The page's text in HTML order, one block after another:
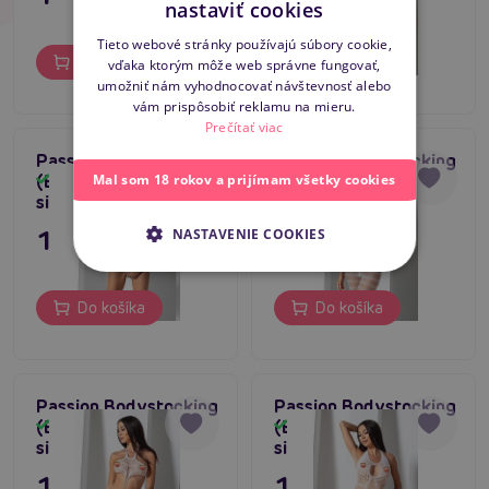
Do košíka Do košíka
Passion Bodystocking
(BS083), bielé šaty
sieťované
Skladom
11,80 €
Do košíka
Passion Bodystocking
(BS081), bielé šaty
sieťované
Skladom
11,80 €
Do košíka
Passion Bodystocking
(BS080), bielé šaty
sieťované
Skladom
Passion Bodystocking
(BS079), bielé šaty
sieťované
Skladom
ENGLISH
nastaviť cookies
Tieto webové stránky používajú súbory cookie,
vďaka ktorým môže web správne fungovať,
umožniť nám vyhodnocovať návštevnosť alebo
vám prispôsobiť reklamu na mieru.
Prečítať viac
Mal som 18 rokov a prijímam všetky cookies
NASTAVENIE COOKIES